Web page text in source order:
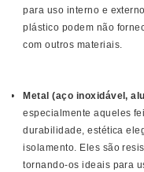
para uso interno e
plástico podem não
com outros materiais.
Metal (aço inoxidável,
especialmente aqueles
durabilidade, estética
isolamento. Eles são
tornando-os ideais para